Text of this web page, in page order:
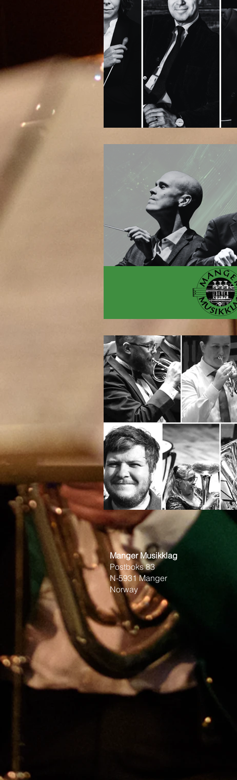
Manger Musikklag
Postboks 83
N-5931 Manger
Norway